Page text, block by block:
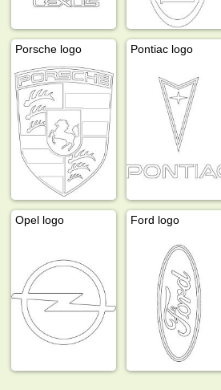
Porsche logo Pontiac logo
Opel logo Ford logo